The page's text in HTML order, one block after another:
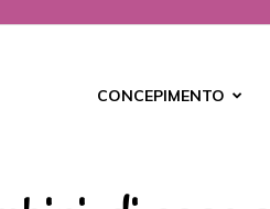
CONCEPIMENTO